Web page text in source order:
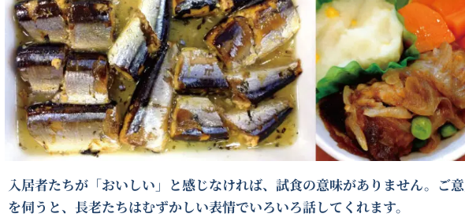
入居者たちが「おいしい」と感じなければ、試食の意味がありません。ご
を伺うと、長老たちはむずかしい表情でいろいろ話してくれます。